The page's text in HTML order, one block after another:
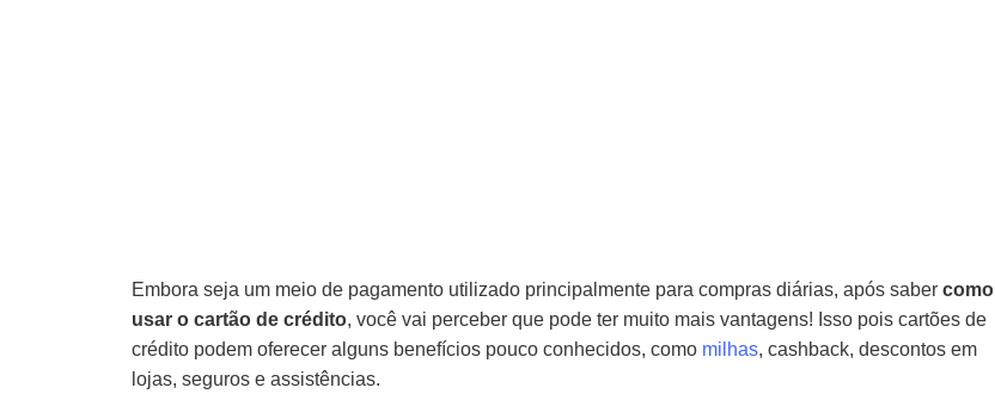
Embora seja um meio de pagamento utilizado principalmente para compras diárias, após saber como
usar o cartão de crédito, você vai perceber que pode ter muito mais vantagens! Isso pois cartões de
crédito podem oferecer alguns benefícios pouco conhecidos, como milhas, cashback, descontos em
lojas, seguros e assistências.